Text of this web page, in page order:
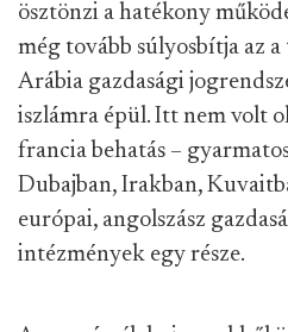
ösztönzi a hatékony
még tovább súlyosbítja az
Arábia gazdasági
iszlámra épül. Itt nem volt
francia behatás –
Dubajban, Irakban,
európai, angolszász
intézmények egy része.